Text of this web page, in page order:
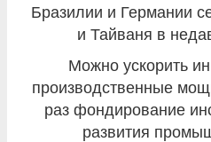
Бразилии и Германии
и Тайваня в
Можно ускорить
производственные
раз фондирование
развития